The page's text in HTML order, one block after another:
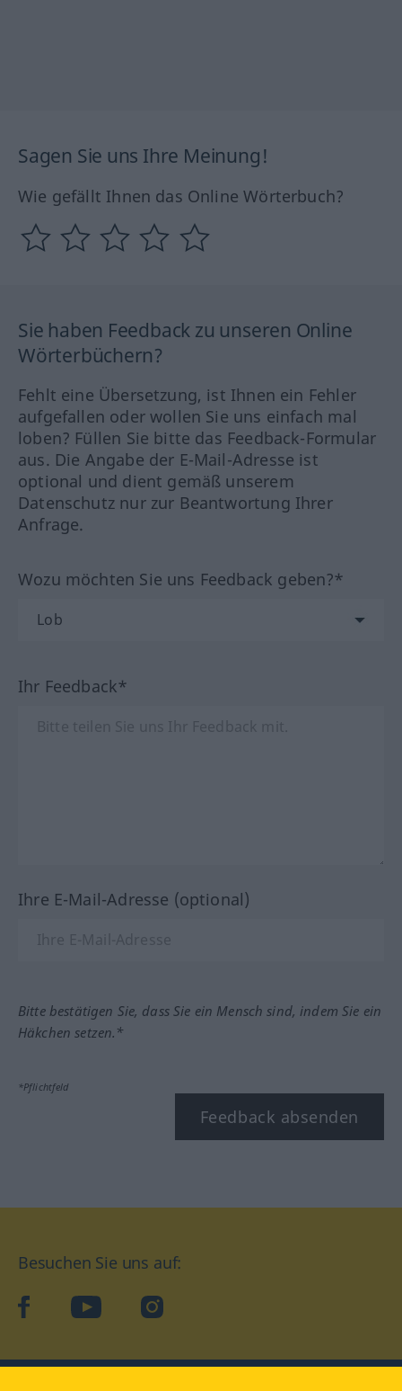
Sagen Sie uns Ihre Meinung!
Wie gefällt Ihnen das Online Wörterbuch?
Sie haben Feedback zu unseren Online
Wörterbüchern?
Fehlt eine Übersetzung, ist Ihnen ein Fehler
aufgefallen oder wollen Sie uns einfach mal
loben? Füllen Sie bitte das Feedback-Formular
aus. Die Angabe der E-Mail-Adresse ist
optional und dient gemäß unserem
Datenschutz nur zur Beantwortung Ihrer
Anfrage.
Wozu möchten Sie uns Feedback geben?*
Ihr Feedback*
Ihre E-Mail-Adresse (optional)
Bitte bestätigen Sie, dass Sie ein Mensch sind, indem Sie ein
Häkchen setzen.*
*Pflichtfeld
Feedback absenden
Besuchen Sie uns auf:
facebookYouTube Instagram